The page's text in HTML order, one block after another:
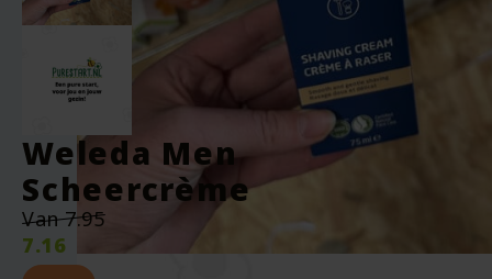
Weleda Men
Scheercrème
Van7.95Oorspronkelijke
prijs
was:
7.16
Huidige